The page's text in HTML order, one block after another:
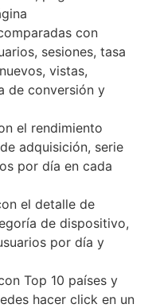
con
sesiones, tasa
vistas,
de conversión y
el rendimiento
adquisición, serie
por día en cada
el detalle de
de dispositivo,
por día y
Top 10 países y
hacer click en un